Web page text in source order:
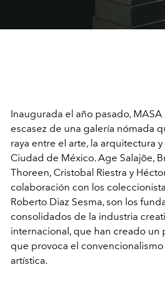
Inaugurada el año pasado, MASA
escasez de una galería nómada
raya entre el arte, la arquitectura
Ciudad de México. Age Salajõe,
Thoreen, Cristobal Riestra y
colaboración con los
Roberto Diaz Sesma, son los
consolidados de la industria
internacional, que han creado un
que provoca el
artística.